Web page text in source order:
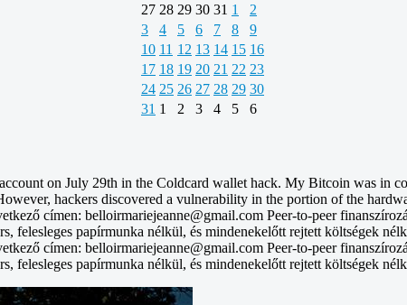
27 28 29 30 31 1
2
3
4 5 6 7 8
9
10 11 12 13 14 15 16
17 18 19 20 21 22 23
24 25 26 27 28 29 30
31 1 2 3 4 5 6
on July 29th in the Coldcard wallet hack. My Bitcoin was in
hackers discovered a vulnerability in the portion of the
címen: belloirmariejeanne@gmail.com Peer-to-peer
felesleges papírmunka nélkül, és mindenekelőtt rejtett költségek
címen: belloirmariejeanne@gmail.com Peer-to-peer
felesleges papírmunka nélkül, és mindenekelőtt rejtett költségek